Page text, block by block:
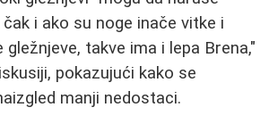
i ako su noge inače vitke i
gležnjeve, takve ima i lepa Brena,"
pokazujući kako se
manji nedostaci.